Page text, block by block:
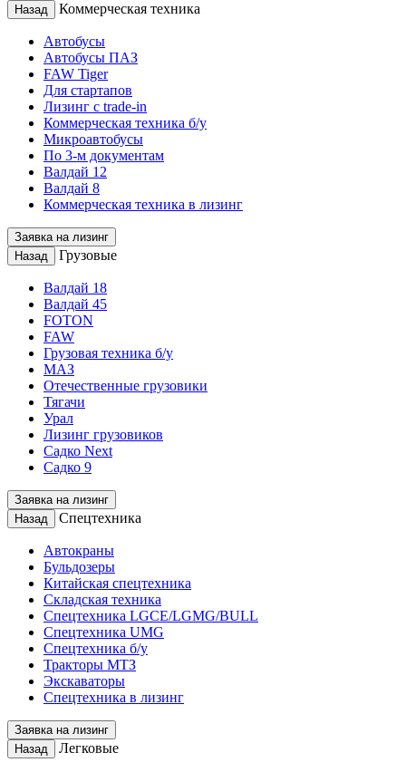
Назад
Коммерческая техника
Автобусы
Автобусы ПАЗ
FAW Tiger
Для стартапов
Лизинг с trade-in
Коммерческая техника б/у
Микроавтобусы
По 3-м документам
Валдай 12
Валдай 8
Коммерческая техника в лизинг
Заявка на лизинг
Назад
Грузовые
Валдай 18
Валдай 45
FOTON
FAW
Грузовая техника б/у
МАЗ
Отечественные грузовики
Тягачи
Урал
Лизинг грузовиков
Садко Next
Садко 9
Заявка на лизинг
Назад
Спецтехника
Автокраны
Бульдозеры
Китайская спецтехника
Складская техника
Спецтехника LGCE/LGMG/BULL
Спецтехника UMG
Спецтехника б/у
Тракторы МТЗ
Экскаваторы
Спецтехника в лизинг
Заявка на лизинг
Назад
Легковые